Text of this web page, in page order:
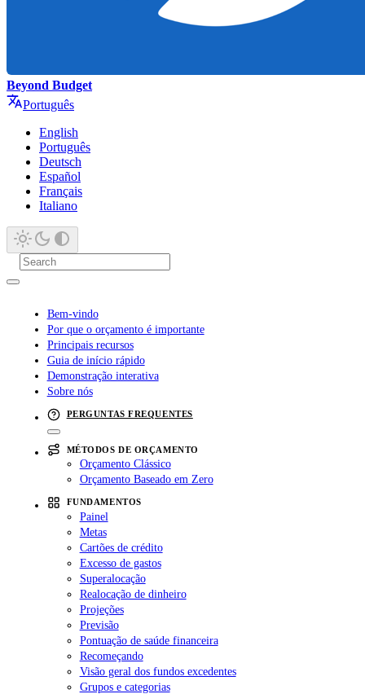
Beyond Budget
Português
English
Português
Deutsch
Español
Français
Italiano
Bem-vindo
Por que o orçamento é importante
Principais recursos
Guia de início rápido
Demonstração interativa
Sobre nós
PERGUNTAS FREQUENTES
MÉTODOS DE ORÇAMENTO
Orçamento Clássico
Orçamento Baseado em Zero
FUNDAMENTOS
Painel
Metas
Cartões de crédito
Excesso de gastos
Superalocação
Realocação de dinheiro
Projeções
Previsão
Pontuação de saúde financeira
Recomeçando
Visão geral dos fundos excedentes
Grupos e categorias